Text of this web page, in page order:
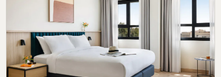
Investisseurs
FAQs
Contactez-nous